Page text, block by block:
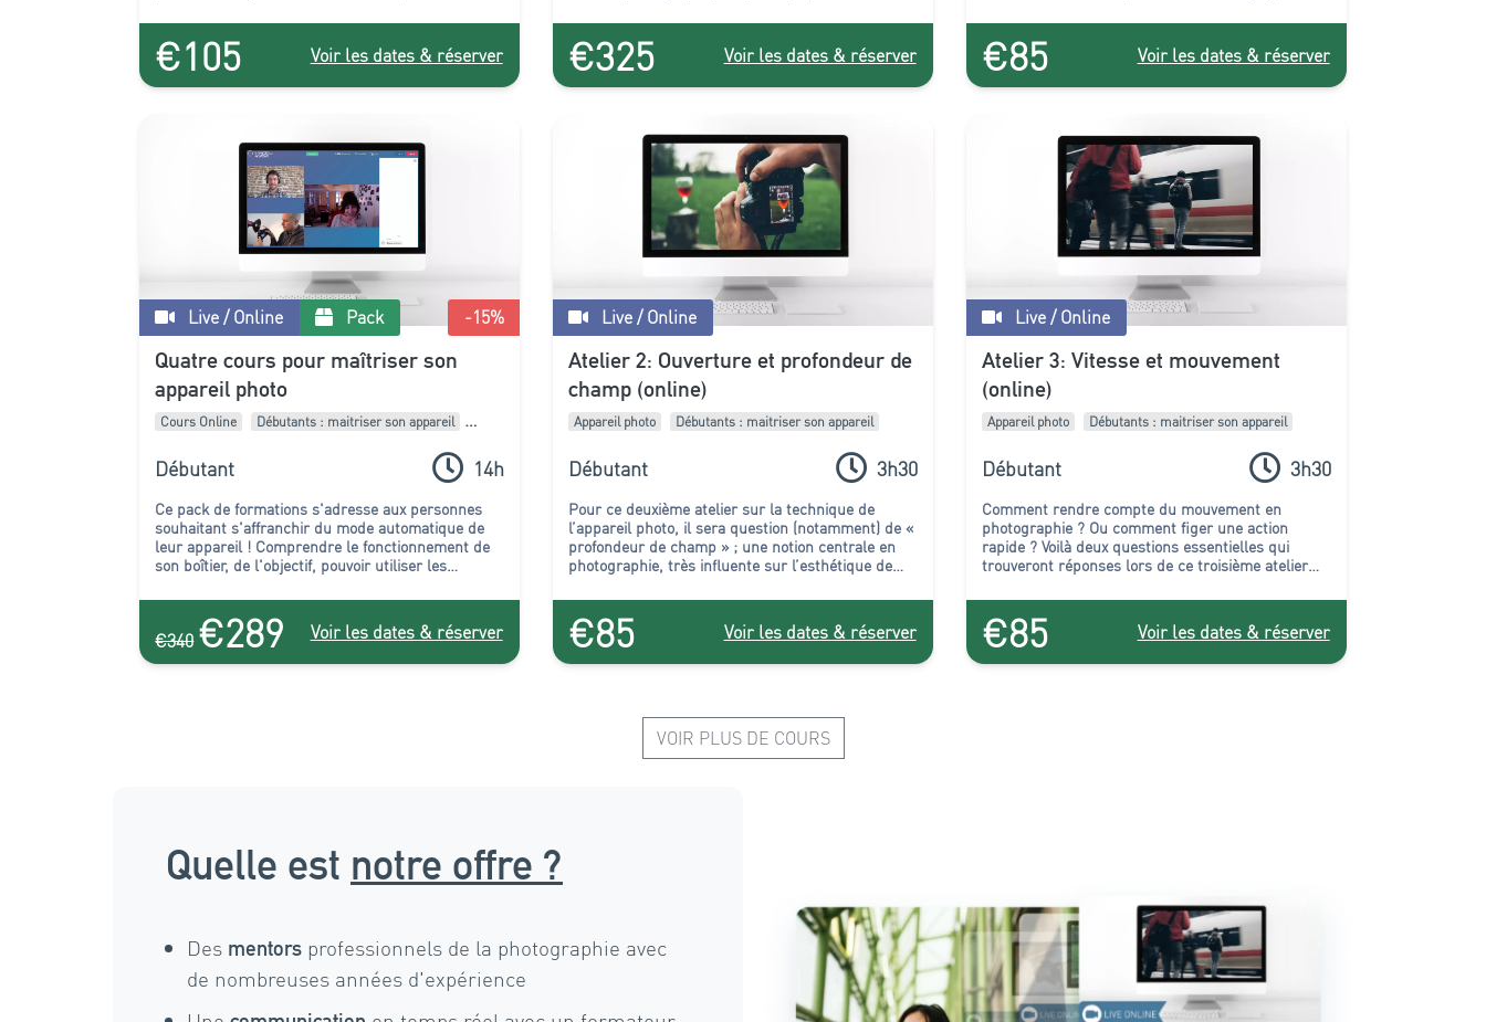
!
€105 Voir les dates & réserver
si vous désirez tout simplement ne pas vous
soumettre au rythme d’un groupe, le choix du
cours individuel s’impose !
€325 Voir les dates & réserver €85 Voir les dates & réserver
Live / Online Pack -15%
Quatre cours pour maîtriser son
appareil photo
Cours Online
Débutants : maitriser son appareil
Débutant 14h
Ce pack de formations s'adresse aux personnes
souhaitant s'affranchir du mode automatique de
leur appareil ! Comprendre le fonctionnement de
son boîtier, de l'objectif, pouvoir utiliser les
première étape indispensable à qui veut
progresser en photographie, et réaliser des
clichés à la hauteur de ses attentes.
€340 €289 Voir les dates & réserver
Live / Online
Atelier 2: Ouverture et profondeur de
champ (online)
Appareil photo Débutants : maitriser son appareil
Débutant 3h30
Pour ce deuxième atelier sur la technique de
l’appareil photo, il sera question (notamment) de«
profondeur de champ » ; une notion centrale en
photographie,très influente sur l’esthétique de
€85 Voir les dates & réserver
Live / Online
Atelier 3: Vitesse et mouvement
(online)
Appareil photo Débutants : maitriser son appareil
Débutant 3h30
Comment rendre compte du mouvement en
photographie ? Ou comment figer une action
rapide ? Voilà deux questions essentielles qui
trouveront réponses lors de ce troisième atelier
€85 Voir les dates & réserver
VOIR PLUS DE COURS
Quelle est notre offre ?
Des mentors professionnels de la photographie avec
de nombreuses années d'expérience